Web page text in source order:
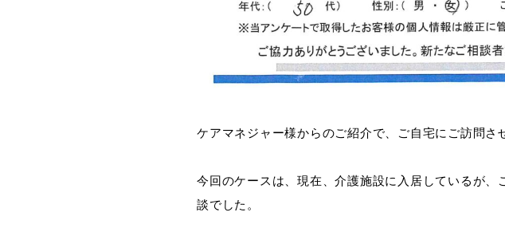
ケアマネジャー様からのご紹介で、ご自宅にご訪問さ
今回のケースは、現在、介護施設に入居しているが
談でした。